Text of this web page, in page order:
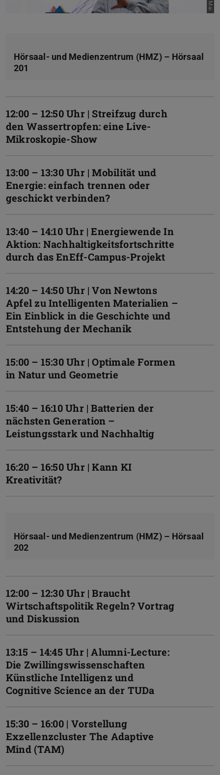
Hörsaal- und Medienzentrum (HMZ) – Hörsaal
201
12:00 – 12:50 Uhr | Streifzug durch
den Wassertropfen: eine Live-
Mikroskopie-Show
13:00 – 13:30 Uhr | Mobilität und
Energie: einfach trennen oder
geschickt verbinden?
13:40 – 14:10 Uhr | Energiewende In
Aktion: Nachhaltigkeitsfortschritte
durch das EnEff-Campus-Projekt
14:20 – 14:50 Uhr | Von Newtons
Apfel zu Intelligenten Materialien –
Ein Einblick in die Geschichte und
Entstehung der Mechanik
15:00 – 15:30 Uhr | Optimale Formen
in Natur und Geometrie
15:40 – 16:10 Uhr | Batterien der
nächsten Generation –
Leistungsstark und Nachhaltig
16:20 – 16:50 Uhr | Kann KI
Kreativität?
Hörsaal- und Medienzentrum (HMZ) – Hörsaal
202
12:00 – 12:30 Uhr | Braucht
Wirtschaftspolitik Regeln? Vortrag
und Diskussion
13:15 – 14:45 Uhr | Alumni-Lecture:
Die Zwillingswissenschaften
Künstliche Intelligenz und
Cognitive Science an der TUDa
15:30 – 16:00 | Vorstellung
Exzellenzcluster The Adaptive
Mind (TAM)